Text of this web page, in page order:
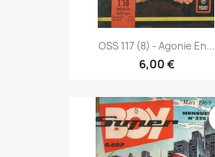
OSS 117 (8) - Agonie En...
6,00 €